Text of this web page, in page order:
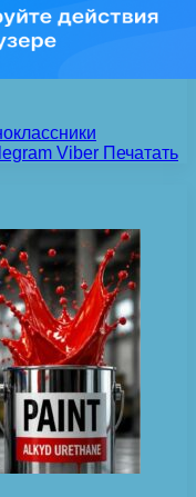
Viber Печатать